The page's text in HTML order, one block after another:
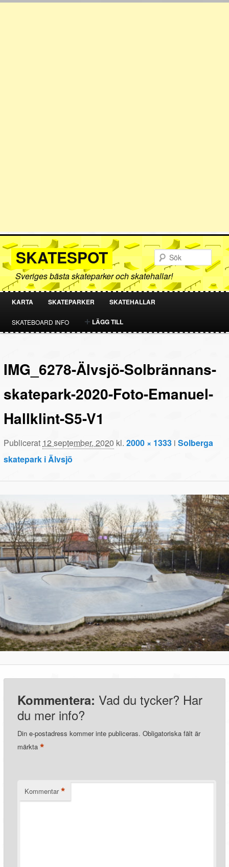
SKATESPOT
Sveriges bästa skateparker och skatehallar!
HOPPA
TILL
INNEHÅLL
HOPPA
TILL
INNEHÅLL
KARTA SKATEPARKER SKATEHALLAR
SKATEBOARD INFO LÄGG TILL
IMG_6278-Älvsjö-Solbrännans-
skatepark-2020-Foto-Emanuel-
Hallklint-S5-V1
Publicerat 12 september, 2020 kl.2000 × 1333 iSolberga
skatepark i Älvsjö
Kommentera: Vad du tycker? Har
du mer info?
Din e-postadress kommer inte publiceras. Obligatoriska fält är
märkta*
Kommentar *